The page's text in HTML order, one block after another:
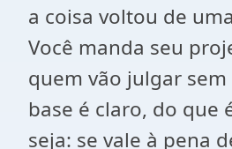
a coisa voltou de
Você manda seu
quem vão julgar
base é claro, do que
seja: se vale à pena